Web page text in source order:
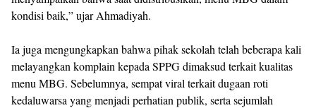
kondisi baik,” ujar Ahmadiyah.
Ia juga mengungkapkan bahwa pihak sekolah telah beberapa kali
melayangkan komplain kepada SPPG dimaksud terkait kualitas
menu MBG. Sebelumnya, sempat viral terkait dugaan roti
kedaluwarsa yang menjadi perhatian publik, serta sejumlah